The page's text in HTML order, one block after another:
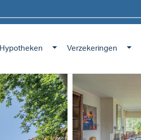
Hypotheken Verzekeringen